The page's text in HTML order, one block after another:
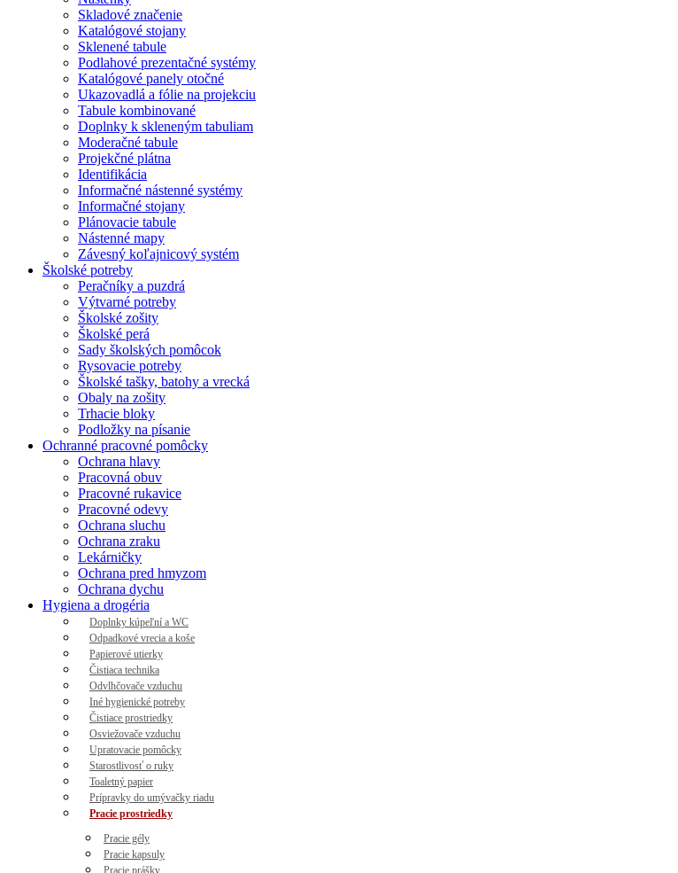
Skladové značenie
Katalógové stojany
Sklenené tabule
Podlahové prezentačné systémy
Katalógové panely otočné
Ukazovadlá a fólie na projekciu
Tabule kombinované
Doplnky k skleneným tabuliam
Moderačné tabule
Projekčné plátna
Identifikácia
Informačné nástenné systémy
Informačné stojany
Plánovacie tabule
Nástenné mapy
Závesný koľajnicový systém
Školské potreby
Peračníky a puzdrá
Výtvarné potreby
Školské zošity
Školské perá
Sady školských pomôcok
Rysovacie potreby
Školské tašky, batohy a vrecká
Obaly na zošity
Trhacie bloky
Podložky na písanie
Ochranné pracovné pomôcky
Ochrana hlavy
Pracovná obuv
Pracovné rukavice
Pracovné odevy
Ochrana sluchu
Ochrana zraku
Lekárničky
Ochrana pred hmyzom
Ochrana dychu
Hygiena a drogéria
Doplnky kúpeľní a WC
Odpadkové vrecia a koše
Papierové utierky
Čistiaca technika
Odvlhčovače vzduchu
Iné hygienické potreby
Čistiace prostriedky
Osviežovače vzduchu
Upratovacie pomôcky
Starostlivosť o ruky
Toaletný papier
Prípravky do umývačky riadu
Pracie prostriedky
Pracie gély
Pracie kapsuly
Pracie prášky